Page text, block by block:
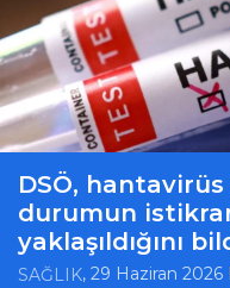
DSÖ, hantavirüs
durumun
yaklaşıldığını
SAĞLIK, 29 Haziran 2026